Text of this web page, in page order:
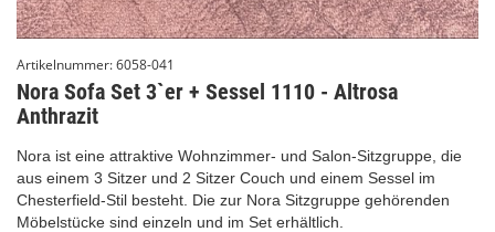
Artikelnummer:6058-041
Nora Sofa Set 3`er + Sessel 1110 - Altrosa
Anthrazit
Nora ist eine attraktive Wohnzimmer- und Salon-Sitzgruppe, die
aus einem 3 Sitzer und 2 Sitzer Couch und einem Sessel im
Chesterfield-Stil besteht. Die zur Nora Sitzgruppe gehörenden
Möbelstücke sind einzeln und im Set erhältlich.